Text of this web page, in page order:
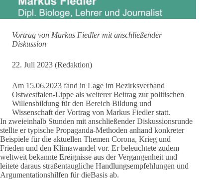
Vortrag von Markus Fiedler mit anschließender
Diskussion
22. Juli 2023 (Redaktion)
Am 15.06.2023 fand in Lage im Bezirksverband
Ostwestfalen-Lippe als weiterer Beitrag zur politischen
Willensbildung für den Bereich Bildung und
Wissenschaft der Vortrag von Markus Fiedler statt.
In zweieinhalb Stunden mit anschließender Diskussionsrunde
stellte er typische Propaganda-Methoden anhand konkreter
Beispiele für die aktuellen Themen Corona, Krieg und
Frieden und den Klimawandel vor. Er beleuchtete zudem
weltweit bekannte Ereignisse aus der Vergangenheit und
leitete daraus straßentaugliche Handlungsempfehlungen und
Argumentationshilfen für dieBasis ab.